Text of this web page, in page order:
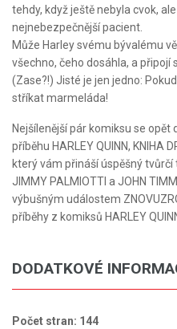
tehdy, když ještě nebyla cvok,
nejnebezpečnější pacient.
Může Harley svému bývalému
všechno, čeho dosáhla, a připojí
(Zase?!) Jisté je jen jedno:
stříkat marmeláda!
Nejšílenější pár komiksu se
příběhu HARLEY QUINN, KNIHA
který vám přináší úspěšný tvůrčí
JIMMY PALMIOTTI a JOHN
výbušným událostem
příběhy z komiksů HARLEY
DODATKOVÉ
Počet stran: 144